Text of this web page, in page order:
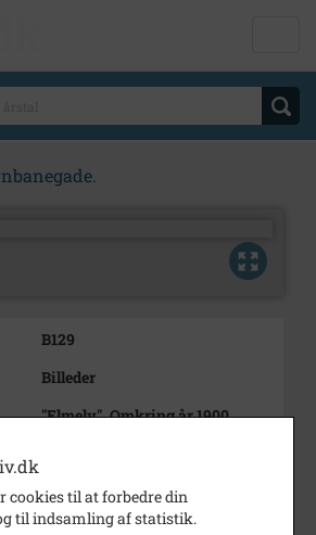
B129
Billeder
"Elmely". Omkring år 1900
Roskildevej. Omkring, hvor den
nuværende Ågade ligger.
cookies til at forbedre din
til indsamling af statistik.